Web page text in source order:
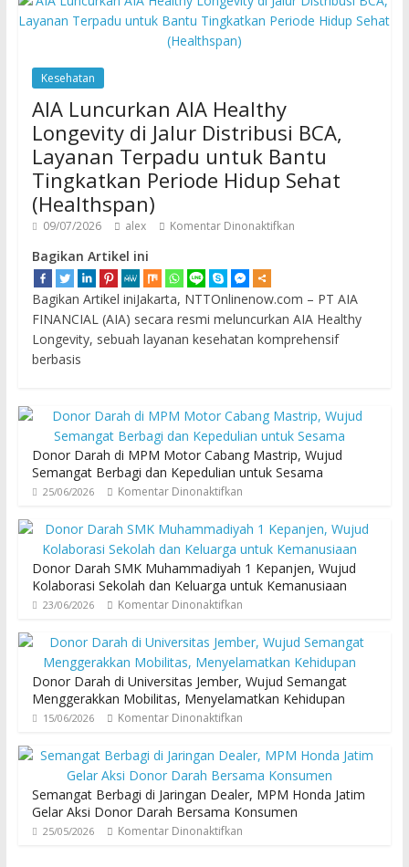
Kesehatan
AIA Luncurkan AIA Healthy
Longevity di Jalur Distribusi BCA,
Layanan Terpadu untuk Bantu
Tingkatkan Periode Hidup Sehat
(Healthspan)
09/07/2026 alex Komentar Dinonaktifkan
Bagikan Artikel ini
Bagikan Artikel iniJakarta, NTTOnlinenow.com – PT AIA
FINANCIAL (AIA) secara resmi meluncurkan AIA Healthy
Longevity, sebuah layanan kesehatan komprehensif
berbasis
Donor Darah di MPM Motor Cabang Mastrip, Wujud
Semangat Berbagi dan Kepedulian untuk Sesama
25/06/2026 Komentar Dinonaktifkan
Donor Darah SMK Muhammadiyah 1 Kepanjen, Wujud
Kolaborasi Sekolah dan Keluarga untuk Kemanusiaan
23/06/2026 Komentar Dinonaktifkan
Donor Darah di Universitas Jember, Wujud Semangat
Menggerakkan Mobilitas, Menyelamatkan Kehidupan
15/06/2026 Komentar Dinonaktifkan
Semangat Berbagi di Jaringan Dealer, MPM Honda Jatim
Gelar Aksi Donor Darah Bersama Konsumen
25/05/2026 Komentar Dinonaktifkan